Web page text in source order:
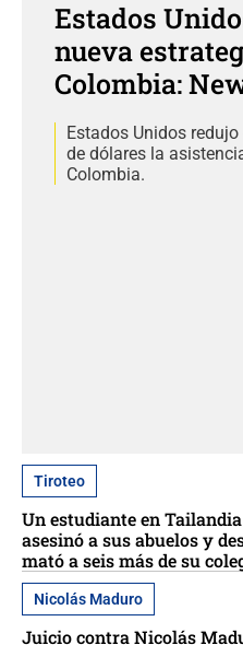
Estados
nueva
Colombia:
Estados Unidos
de dólares la
Colombia.
Tiroteo
Un estudiante en Tailandia
asesinó a sus abuelos y
mató a seis más de su
Nicolás Maduro
Juicio contra Nicolás